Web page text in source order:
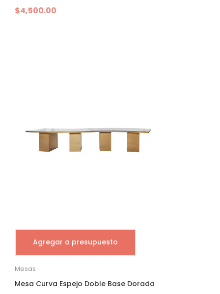
$4,500.00
Agregar a presupuesto
Mesas
Mesa Curva Espejo Doble Base Dorada